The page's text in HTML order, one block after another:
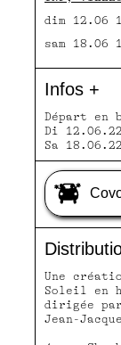
Une
Soleil en
dirigée par
Jean-
dim 12.06
sam 18.06
Infos +
Départ en
Di
Sa